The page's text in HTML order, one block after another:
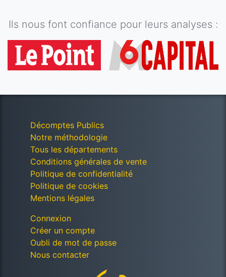
Ils nous font confiance pour leurs analyses :
Décomptes Publics
Notre méthodologie
Tous les départements
Conditions générales de vente
Politique de confidentialité
Politique de cookies
Mentions légales
Connexion
Créer un compte
Oubli de mot de passe
Nous contacter